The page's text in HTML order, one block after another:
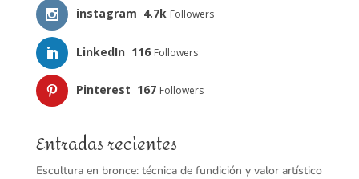
instagram 4.7k Followers
LinkedIn 116 Followers
Pinterest 167 Followers
Entradas recientes
Escultura en bronce: técnica de fundición y valor artístico